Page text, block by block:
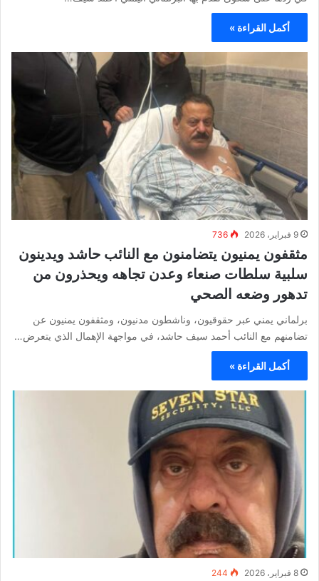
أكمل القراءة »
9 فبراير، 2026 736
مثقفون يمنيون يتضامنون مع النائب حاشد ويدينون
سلبية سلطات صنعاء وعدن تجاهه ويحذرون من
تدهور وضعه الصحي
برلماني يمني عبر حقوقيون، وناشطون مدنيون، ومثقفون يمنيون عن
تضامنهم مع النائب أحمد سيف حاشد، في مواجهة الإهمال الذي يتعرض…
أكمل القراءة »
8 فبراير، 2026 244